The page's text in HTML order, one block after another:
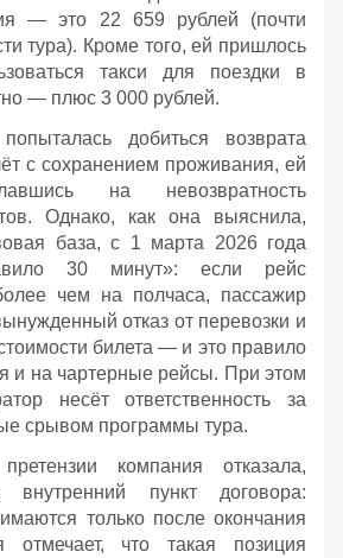
— это 22 659 рублей (почти
тура). Кроме того, ей пришлось
такси для поездки в
— плюс 3 000 рублей.
добиться возврата
с сохранением проживания, ей
на невозвратность
Однако, как она выяснила,
база, с 1 марта 2026 года
30 минут»: если рейс
чем на полчаса, пассажир
отказ от перевозки и
билета — и это правило
и на чартерные рейсы. При этом
несёт ответственность за
срывом программы тура.
компания отказала,
пункт договора:
только после окончания
отмечает, что такая позиция